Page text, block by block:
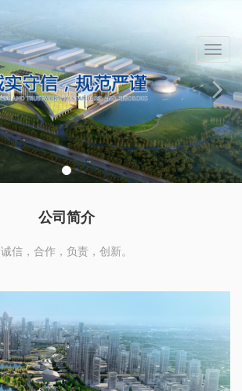
菜
单
Menu
公司简介
诚信，合作，负责，创新。